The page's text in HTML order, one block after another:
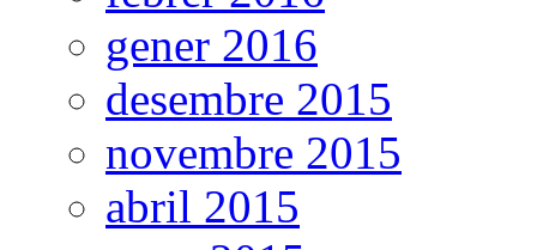
gener 2016
desembre 2015
novembre 2015
abril 2015